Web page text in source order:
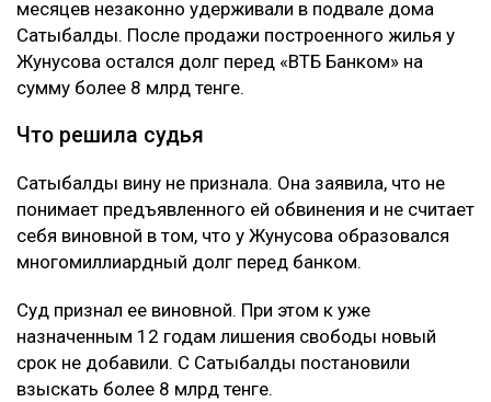
месяцев незаконно удерживали в подвале дома
Сатыбалды. После продажи построенного жилья у
Жунусова остался долг перед «ВТБ Банком» на
сумму более 8 млрд тенге.
Что решила судья
Сатыбалды вину не признала. Она заявила, что не
понимает предъявленного ей обвинения и не считает
себя виновной в том, что у Жунусова образовался
многомиллиардный долг перед банком.
Суд признал ее виновной. При этом к уже
назначенным 12 годам лишения свободы новый
срок не добавили. С Сатыбалды постановили
взыскать более 8 млрд тенге.